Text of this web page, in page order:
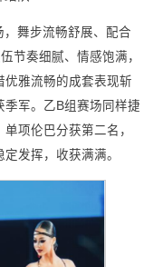
舞步流畅舒展、配合
节奏细腻、情感饱满，
优雅流畅的成套表现斩
军。乙B组赛场同样捷
项伦巴分获第二名，
发挥，收获满满。